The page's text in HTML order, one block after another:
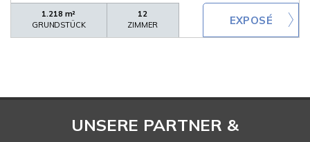
1.218 m²
GRUNDSTÜCK
12
ZIMMER
UNSERE PARTNER &